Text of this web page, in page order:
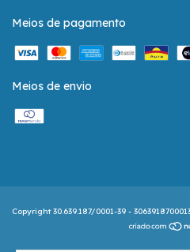
Meios de pagamento
Meios de envio
Copyright 30.639.187/0001-39 -